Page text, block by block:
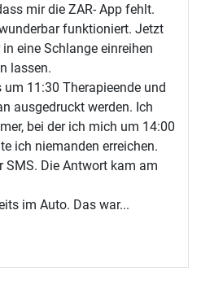
mir die ZAR- App fehlt.
funktioniert. Jetzt
eine Schlange einreihen
lassen.
11:30 Therapieende und
ausgedruckt werden. Ich
bei der ich mich um 14:00
ich niemanden erreichen.
SMS. Die Antwort kam am
im Auto. Das war...